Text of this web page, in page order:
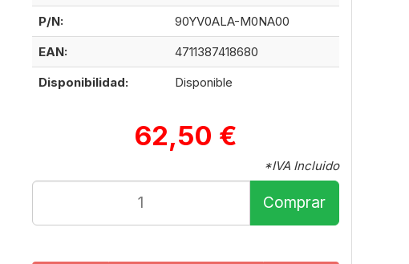
P/N:
90YV0ALA-M0NA00
EAN:
4711387418680
Disponibilidad:
Disponible
62,50 €
*IVA Incluido
Comprar